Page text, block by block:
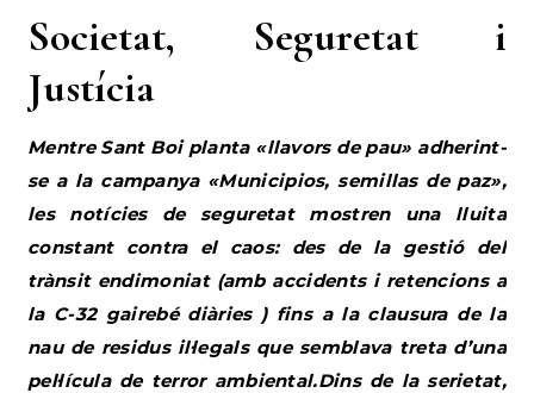
Societat, Seguretat i
Justícia
Mentre Sant Boi planta «llavors de pau» adherint-
se a la campanya «Municipios, semillas de paz»,
les notícies de seguretat mostren una lluita
constant contra el caos: des de la gestió del
trànsit endimoniat (amb accidents i retencions a
la C-32 gairebé diàries ) fins a la clausura de la
nau de residus il·legals que semblava treta d’una
pel·lícula de terror ambiental.Dins de la serietat,